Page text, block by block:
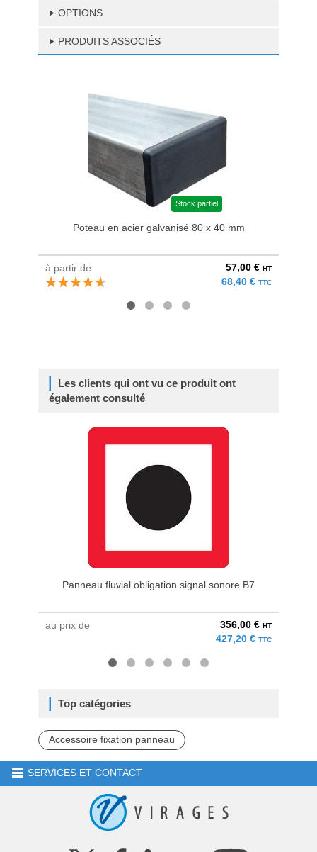
OPTIONS
PRODUITS ASSOCIÉS
Stock partiel
Poteau en acier galvanisé 80 x 40 mm
à partir de 57,00 € HT
68,40 € TTC
Les clients qui ont vu ce produit ont
également consulté
Panneau fluvial obligation signal sonore B7
au prix de 356,00 € HT
427,20 € TTC
Top catégories
Accessoire fixation panneau
SERVICES ET CONTACT